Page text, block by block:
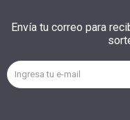
Envía tu correo para